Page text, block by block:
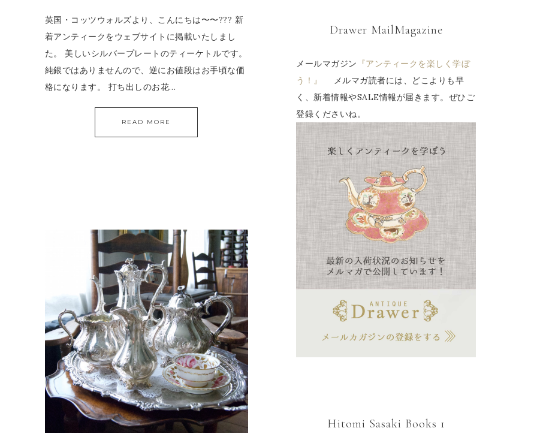
英国・コッツウォルズより、こんにちは〜〜??? 新
着アンティークをウェブサイトに掲載いたしまし
た。 美しいシルバープレートのティーケトルです。
純銀ではありませんので、逆にお値段はお手頃な価
格になります。 打ち出しのお花…
READ MORE
Drawer MailMagazine
メールマガジン 『アンティークを楽しく学ぼ
う！』
メルマガ読者には、どこよりも早
く、新着情報やSALE情報が届きます。ぜひご
登録くださいね。
Hitomi Sasaki Books 1